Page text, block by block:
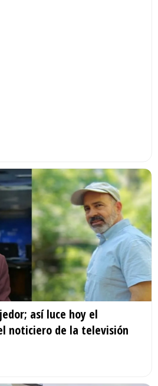
así luce hoy el
noticiero de la televisión